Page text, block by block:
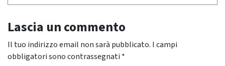
Lascia un commento
Il tuo indirizzo email non sarà pubblicato. I campi
obbligatori sono contrassegnati *